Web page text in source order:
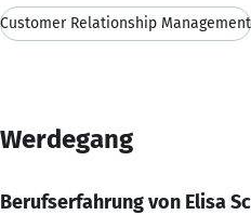
Customer Relationship Management
Werdegang
Berufserfahrung von Elisa